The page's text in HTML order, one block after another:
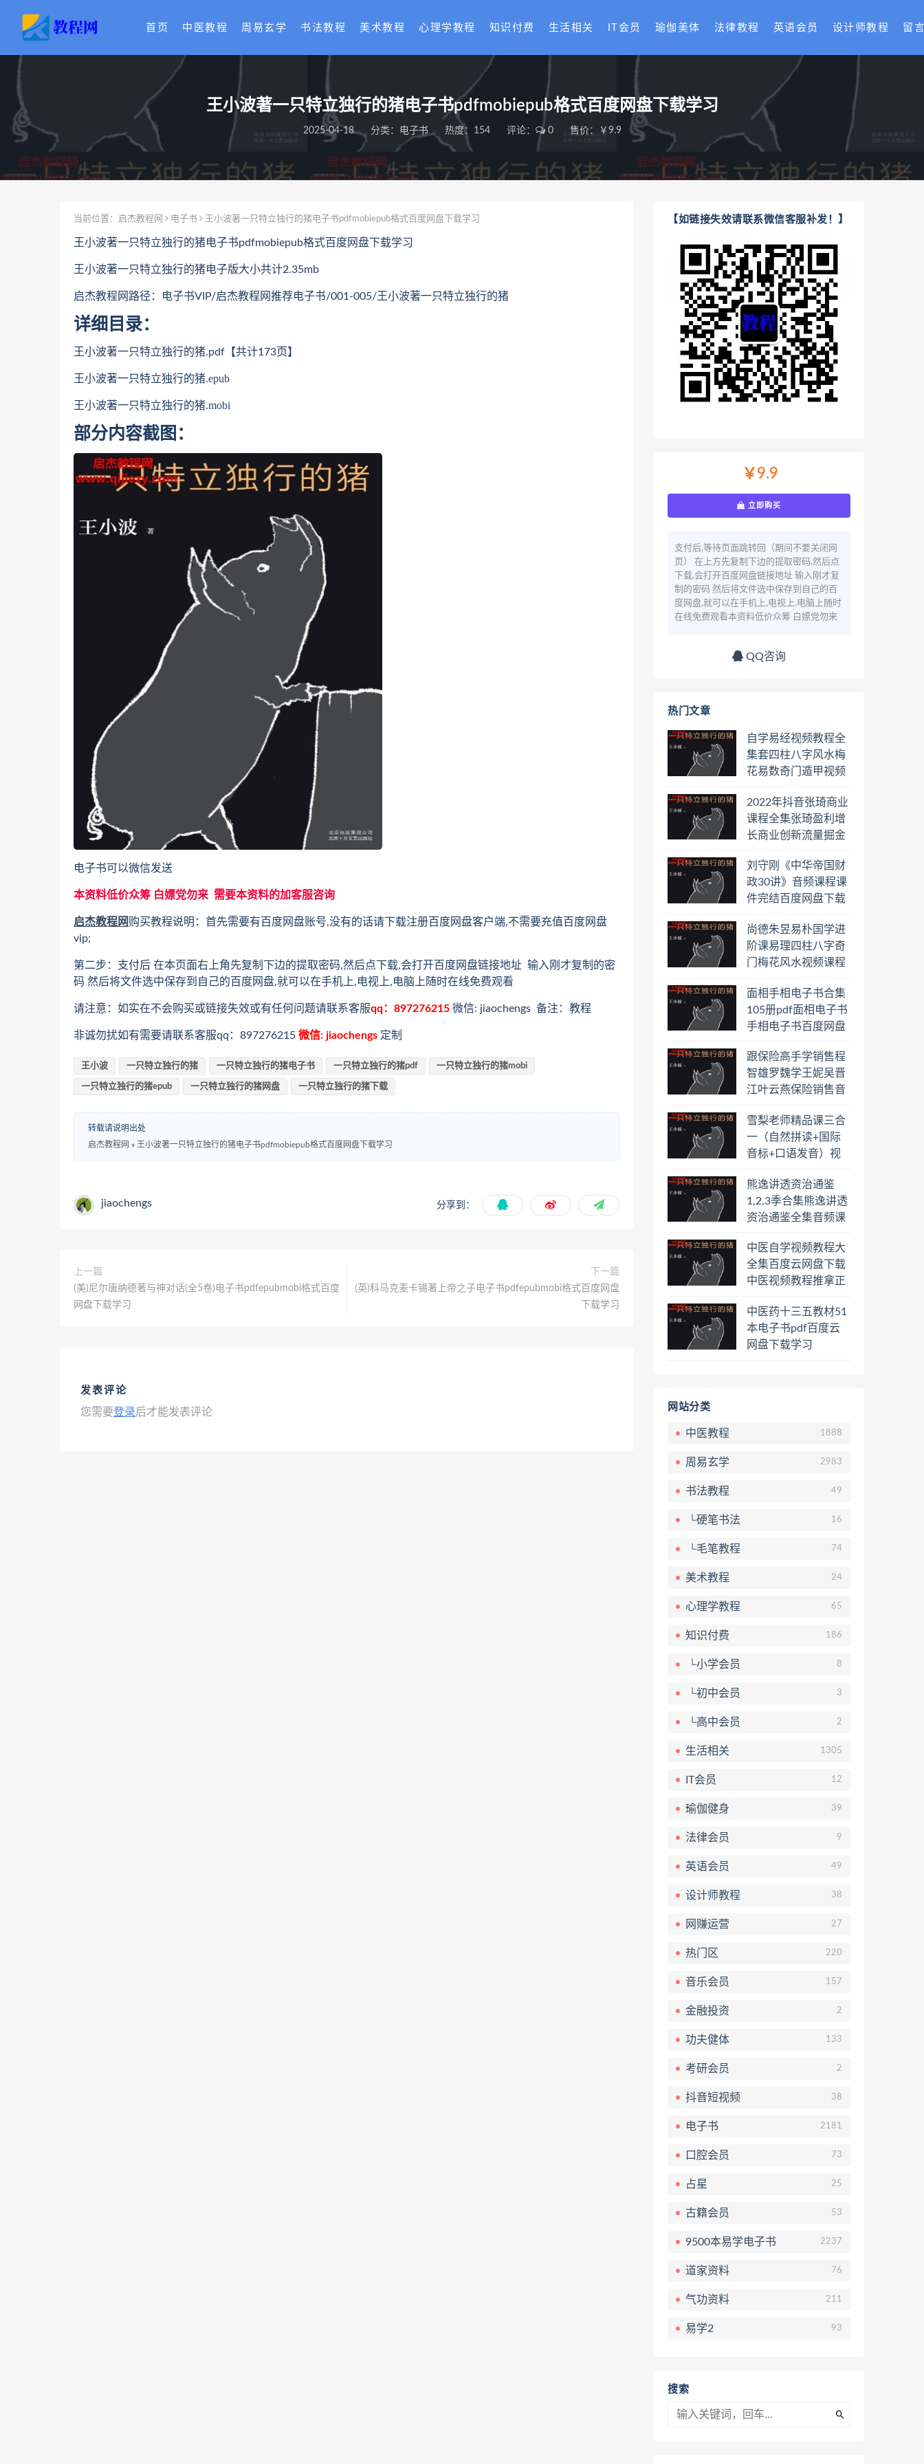
首页 中医教程 周易玄学 书法教程 美术教程 心理学教程 知识付费 生活相关 IT会员 瑜伽美体 法律教程 英语会员 设计师教程 留
王小波著一只特立独行的猪电子书pdfmobiepub格式百度网盘下载学习
2025-04-18 分类： 电子书 热度：154 评论： 0 售价：￥9.9
当前位置： 启杰教程网 电子书 王小波著一只特立独行的猪电子书pdfmobiepub格式百度网盘下载学习
王小波著一只特立独行的猪电子书pdfmobiepub格式百度网盘下载学习
王小波著一只特立独行的猪电子版大小共计2.35mb
启杰教程网路径：电子书VIP/启杰教程网推荐电子书/001-005/王小波著一只特立独行的猪
详细目录：
王小波著一只特立独行的猪.pdf【共计173页】
王小波著一只特立独行的猪.epub
王小波著一只特立独行的猪.mobi
部分内容截图：
电子书可以微信发送
本资料低价众筹 白嫖党勿来 需要本资料的加客服咨询
启杰教程网购买教程说明：首先需要有百度网盘账号,没有的话请下载注册百度网盘客户端,不需要充值百度网盘
vip;
第二步：支付后 在本页面右上角先复制下边的提取密码,然后点下载,会打开百度网盘链接地址 输入刚才复制的密
码 然后将文件选中保存到自己的百度网盘,就可以在手机上,电视上,电脑上随时在线免费观看
请注意：如实在不会购买或链接失效或有任何问题请联系客服qq：897276215 微信: jiaochengs 备注：教程
非诚勿扰如有需要请联系客服qq：897276215 微信: jiaochengs 定制
王小波 一只特立独行的猪 一只特立独行的猪电子书 一只特立独行的猪pdf 一只特立独行的猪mobi
一只特立独行的猪epub 一只特立独行的猪网盘 一只特立独行的猪下载
转载请说明出处
启杰教程网 » 王小波著一只特立独行的猪电子书pdfmobiepub格式百度网盘下载学习
jiaochengs 分享到：
上一篇
(美)尼尔唐纳德著与神对话(全5卷)电子书pdfepubmobi格式百度
网盘下载学习
下一篇
(英)科马克麦卡锡著上帝之子电子书pdfepubmobi格式百度网盘
下载学习
发表评论
您需要登录后才能发表评论
【如链接失效请联系微信客服补发！】
￥9.9
立即购买
支付后,等待页面跳转回（期间不要关闭网
页） 在上方先复制下边的提取密码,然后点
下载,会打开百度网盘链接地址 输入刚才复
制的密码 然后将文件选中保存到自己的百
度网盘,就可以在手机上,电视上,电脑上随时
在线免费观看本资料低价众筹 白嫖党勿来
QQ咨询
热门文章
自学易经视频教程全
集套四柱八字风水梅
花易数奇门遁甲视频
日罗盘教程百度云网
盘会员
2022年抖音张琦商业
课程全集张琦盈利增
长商业创新流量掘金
盘下载学习
刘守刚《中华帝国财
政30讲》音频课程课
件完结百度网盘下载
尚德朱昱易朴国学进
阶课易理四柱八字奇
门梅花风水视频课程
学习
面相手相电子书合集
105册pdf面相电子书
手相电子书百度网盘
跟保险高手学销售程
智雄罗魏学王妮吴晋
江叶云燕保险销售音
盘下载学习
雪梨老师精品课三合
一（自然拼读+国际
音标+口语发音）视
载学习
熊逸讲透资治通鉴
1,2,3季合集熊逸讲透
资治通鉴全集音频课
一二三辑合集百度云
网盘下载学习
中医自学视频教程大
全集百度云网盘下载
中医视频教程推拿正
经络脉诊面诊舌诊手
诊私密终身会员百度
网盘共享群
中医药十三五教材51
本电子书pdf百度云
网盘下载学习
网站分类
中医教程 1888
周易玄学 2983
书法教程 49
└硬笔书法 16
└毛笔教程 74
美术教程 24
心理学教程 65
知识付费 186
└小学会员 8
└初中会员 3
└高中会员 2
生活相关 1305
IT会员 12
瑜伽健身 39
法律会员 9
英语会员 49
设计师教程 38
网赚运营 27
热门区 220
音乐会员 157
金融投资 2
功夫健体 133
考研会员 2
抖音短视频 38
电子书 2181
口腔会员 73
占星 25
古籍会员 53
9500本易学电子书 2237
道家资料 76
气功资料 211
易学2 93
搜索